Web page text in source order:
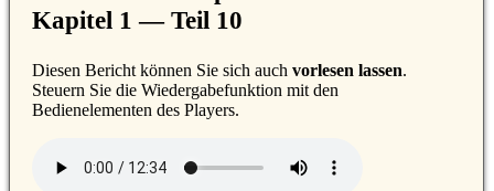
Kapitel 1 — Teil 10
Diesen Bericht können Sie sich auch vorlesen lassen.
Steuern Sie die Wiedergabefunktion mit den
Bedienelementen des Players.